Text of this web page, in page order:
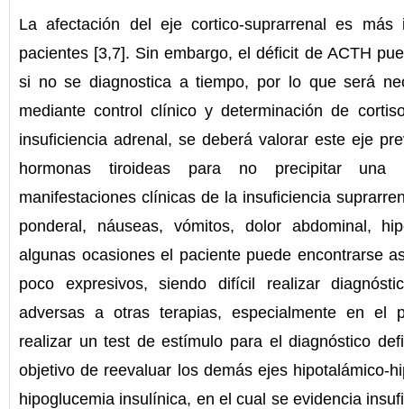
La afectación del eje cortico-suprarrenal es
pacientes [3,7]. Sin embargo, el déficit de ACTH
si no se diagnostica a tiempo, por lo que será
mediante control clínico y determinación de
insuficiencia adrenal, se deberá valorar este eje
hormonas tiroideas para no precipitar una
manifestaciones clínicas de la insuficiencia
ponderal, náuseas, vómitos, dolor abdominal,
algunas ocasiones el paciente puede encontrarse
poco expresivos, siendo difícil realizar
adversas a otras terapias, especialmente en el
realizar un test de estímulo para el diagnóstico
objetivo de reevaluar los demás ejes hipotalámico-
hipoglucemia insulínica, en el cual se evidencia